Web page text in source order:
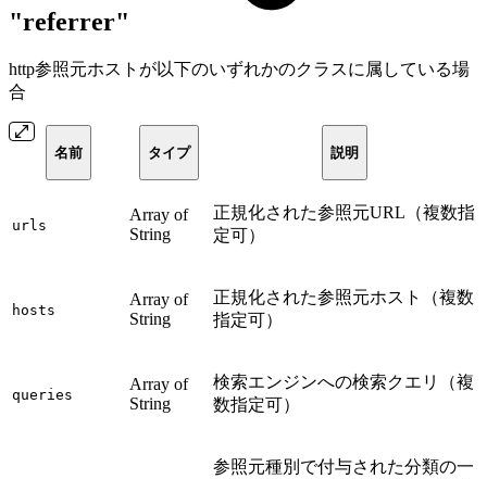
"referrer"
http参照元ホストが以下のいずれかのクラスに属している場
合
名前 タイプ 説明
urls
Array of
String
正規化された参照元URL（複数指
定可）
hosts
Array of
String
正規化された参照元ホスト（複数
指定可）
queries
Array of
String
検索エンジンへの検索クエリ（複
数指定可）
参照元種別で付与された分類の一